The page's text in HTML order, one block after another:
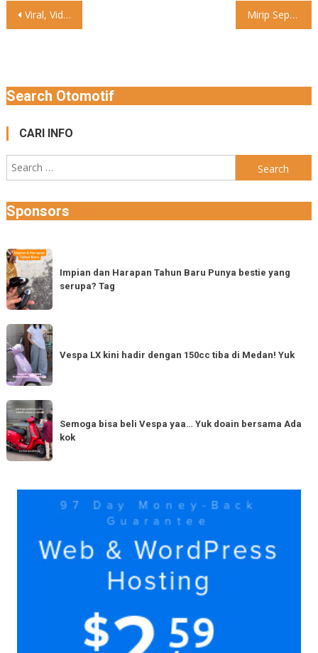
Post
Viral, Video Sopir Angkot Cekcok dengan Pengemudi Pajero Pelat RF Mirip Sepeda Onthel, Mbah Uyut Harley-Davidson Ini Laku Rp 14M
Search Otomotif
CARI INFO
Search
for:
Sponsors
Impian
dan
Harapan
Tahun
Baru
Punya
bestie
yang
Tag
Impian dan Harapan Tahun Baru Punya bestie yang
serupa? Tag
Vespa
LX
kini
hadir
dengan
150cc
tiba
di
Vespa LX kini hadir dengan 150cc tiba di Medan! Yuk
Semoga
bisa
beli
Vespa
Yuk
Semoga bisa beli Vespa yaa… Yuk doain bersama Ada
kok